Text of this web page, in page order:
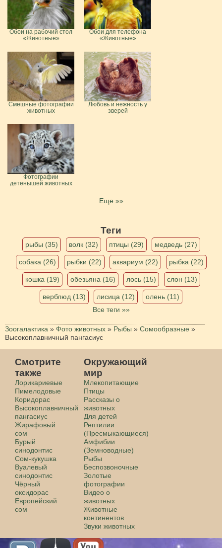
Обои на рабочий стол
«Животные»
Обои для телефона
«Животные»
Смешные фотографии
животных
Любовь и нежность у
зверей
Фотографии
детенышей животных
Еще »»
Теги
рыбы (35) волк (32) птицы (29) медведь (27)
собака (26) рыбки (22) аквариум (22) рыбка (22)
кошка (19) обезьяна (16) лось (15) слон (13)
верблюд (13) лисица (12)
олень (11)
Все теги »»
Зоогалактика » Фото животных » Рыбы » Сомообразные »
Высокоплавничный пангасиус
Смотрите
также
Лорикариевые
Пимелодовые
Коридорас
Высокоплавничный
пангасиус
Жирафовый
сом
Бурый
синодонтис
Сом-кукушка
Вуалевый
синодонтис
Чёрный
оксидорас
Европейский
сом
Окружающий
мир
Млекопитающие
Птицы
Рассказы о
животных
Для детей
Рептилии
(Пресмыкающиеся)
Амфибии
(Земноводные)
Рыбы
Беспозвоночные
Золотые
фотографии
Видео о
животных
Животные
континентов
Звуки животных